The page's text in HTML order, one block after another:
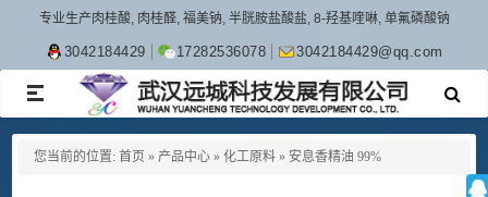
专业生产肉桂酸, 肉桂醛, 福美钠, 半胱胺盐酸盐, 8-羟基喹啉, 单氟磷酸钠
3042184429 17282536078 3042184429@qq.com
TOGGLE
NAVIGATION
您当前的位置: 首页 » 产品中心 » 化工原料 » 安息香精油 99%